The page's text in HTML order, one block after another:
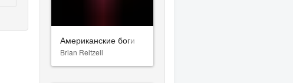
Американские боги
Brian Reitzell